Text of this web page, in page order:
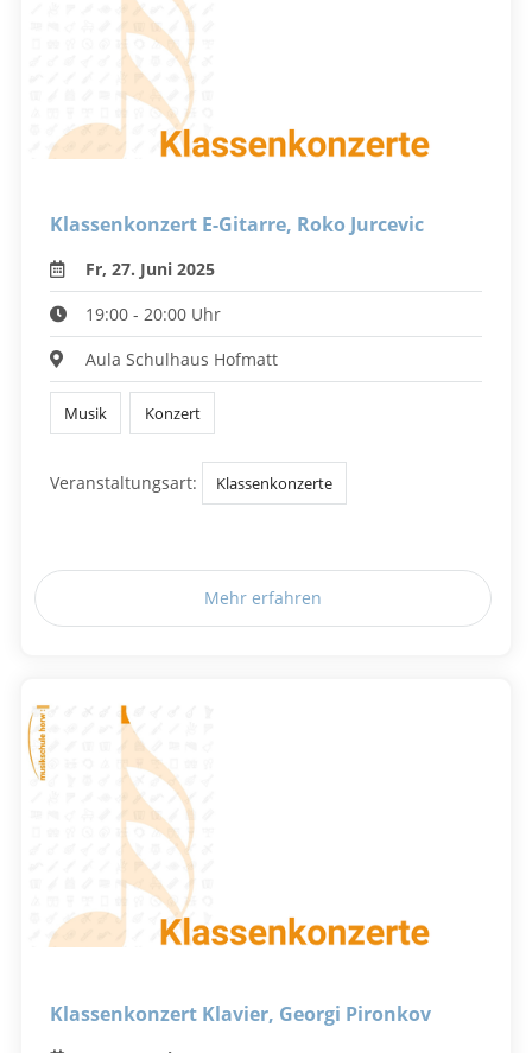
Klassenkonzert E-Gitarre, Roko Jurcevic
Fr, 27. Juni 2025
19:00 - 20:00 Uhr
Aula Schulhaus Hofmatt
Musik Konzert
Veranstaltungsart: Klassenkonzerte
Mehr erfahren
Klassenkonzert Klavier, Georgi Pironkov